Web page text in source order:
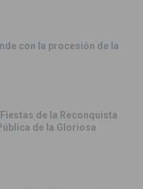
con la procesión de la
de la Reconquista
de la Gloriosa